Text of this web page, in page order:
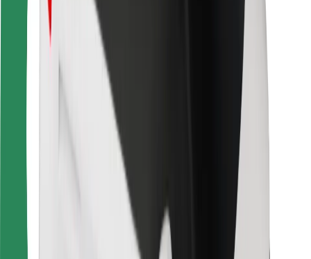
Estações de carregamento da Bolt
Ajuda
Para passageiros
Para motoristas
Para estafetas
Para gestores de frota
Para restaurantes
Bolt for Business